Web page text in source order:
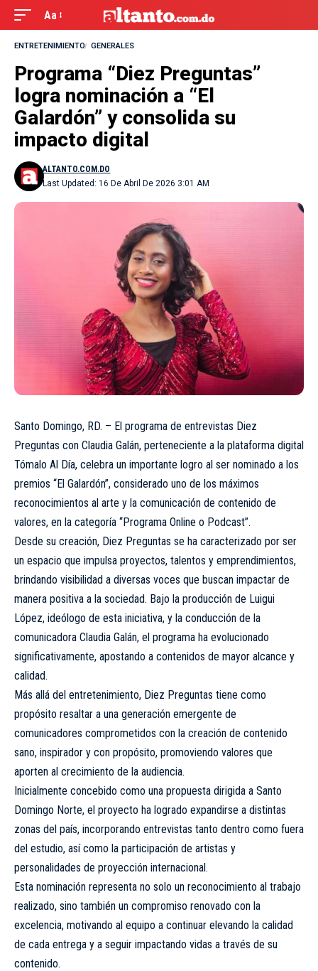
Aa
ENTRETENIMIENTO GENERALES
Programa “Diez Preguntas”
logra nominación a “El
Galardón” y consolida su
impacto digital
Last Updated: 16 De Abril De 2026 3:01 AM
ALTANTO.COM.DO
Santo Domingo, RD. – El programa de entrevistas Diez
Preguntas con Claudia Galán, perteneciente a la plataforma digital
Tómalo Al Día, celebra un importante logro al ser nominado a los
premios “El Galardón”, considerado uno de los máximos
reconocimientos al arte y la comunicación de contenido de
valores, en la categoría “Programa Online o Podcast”.
Desde su creación, Diez Preguntas se ha caracterizado por ser
un espacio que impulsa proyectos, talentos y emprendimientos,
brindando visibilidad a diversas voces que buscan impactar de
manera positiva a la sociedad. Bajo la producción de Luigui
López, ideólogo de esta iniciativa, y la conducción de la
comunicadora Claudia Galán, el programa ha evolucionado
significativamente, apostando a contenidos de mayor alcance y
calidad.
Más allá del entretenimiento, Diez Preguntas tiene como
propósito resaltar a una generación emergente de
comunicadores comprometidos con la creación de contenido
sano, inspirador y con propósito, promoviendo valores que
aporten al crecimiento de la audiencia.
Inicialmente concebido como una propuesta dirigida a Santo
Domingo Norte, el proyecto ha logrado expandirse a distintas
zonas del país, incorporando entrevistas tanto dentro como fuera
del estudio, así como la participación de artistas y
personalidades de proyección internacional.
Esta nominación representa no solo un reconocimiento al trabajo
realizado, sino también un compromiso renovado con la
excelencia, motivando al equipo a continuar elevando la calidad
de cada entrega y a seguir impactando vidas a través de su
contenido.